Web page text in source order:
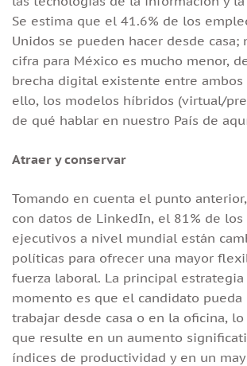
Se estima que el 41.6% de los
Unidos se pueden hacer desde casa;
cifra para México es mucho menor,
brecha digital existente entre ambos
ello, los modelos híbridos (virtual/
de qué hablar en nuestro País de
Atraer y conservar
Tomando en cuenta el punto
con datos de LinkedIn, el 81% de los
ejecutivos a nivel mundial están
políticas para ofrecer una mayor
fuerza laboral. La principal estrategia
momento es que el candidato pueda
trabajar desde casa o en la oficina,
que resulte en un aumento
índices de productividad y en un